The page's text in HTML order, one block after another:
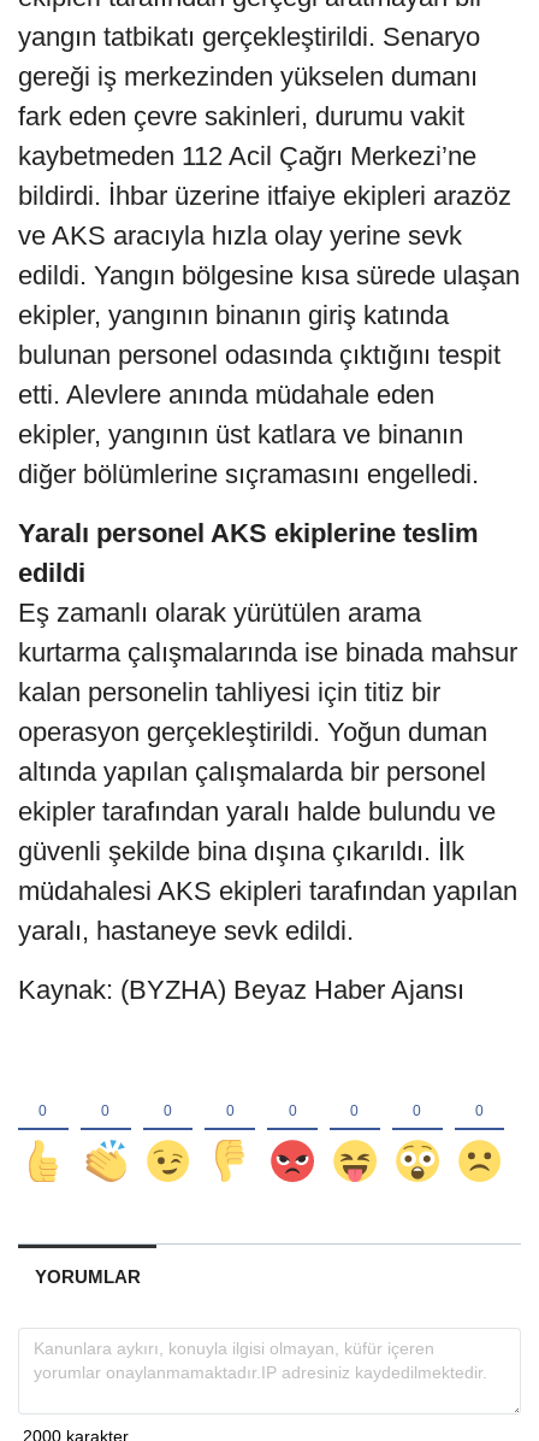
yangın tatbikatı gerçekleştirildi. Senaryo
gereği iş merkezinden yükselen dumanı
fark eden çevre sakinleri, durumu vakit
kaybetmeden 112 Acil Çağrı Merkezi’ne
bildirdi. İhbar üzerine itfaiye ekipleri arazöz
ve AKS aracıyla hızla olay yerine sevk
edildi. Yangın bölgesine kısa sürede ulaşan
ekipler, yangının binanın giriş katında
bulunan personel odasında çıktığını tespit
etti. Alevlere anında müdahale eden
ekipler, yangının üst katlara ve binanın
diğer bölümlerine sıçramasını engelledi.
Yaralı personel AKS ekiplerine teslim
edildi
Eş zamanlı olarak yürütülen arama
kurtarma çalışmalarında ise binada mahsur
kalan personelin tahliyesi için titiz bir
operasyon gerçekleştirildi. Yoğun duman
altında yapılan çalışmalarda bir personel
ekipler tarafından yaralı halde bulundu ve
güvenli şekilde bina dışına çıkarıldı. İlk
müdahalesi AKS ekipleri tarafından yapılan
yaralı, hastaneye sevk edildi.
Kaynak: (BYZHA) Beyaz Haber Ajansı
YORUMLAR